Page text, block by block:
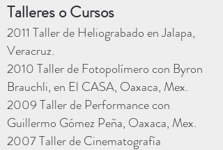
Talleres o Cursos
2011 Taller de Heliograbado en Jalapa,
Veracruz.
2010 Taller de Fotopolímero con Byron
Brauchli, en El CASA, Oaxaca, Mex.
2009 Taller de Performance con
Guillermo Gómez Peña, Oaxaca, Mex.
2007 Taller de Cinematografía